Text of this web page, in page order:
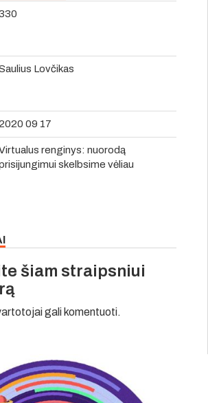
Lovčikas
09 17
renginys: nuorodą
skelbsime vėliau
šiam straipsniui
gali komentuoti.